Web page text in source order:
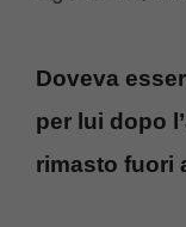
Doveva
per lui dopo
rimasto fuori